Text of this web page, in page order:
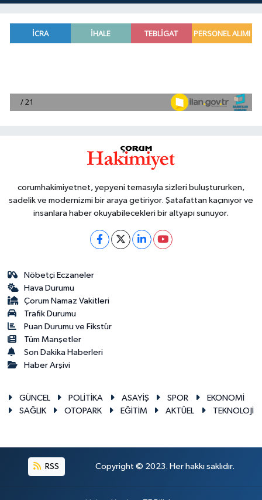
corumhakimiyetnet, yepyeni temasıyla sizleri buluştururken,
sadelik ve modernizmi bir araya getiriyor. Şatafattan kaçınıyor ve
insanlara haber okuyabilecekleri bir altyapı sunuyor.
Nöbetçi Eczaneler
Hava Durumu
Çorum Namaz Vakitleri
Trafik Durumu
Puan Durumu ve Fikstür
Tüm Manşetler
Son Dakika Haberleri
Haber Arşivi
GÜNCEL POLİTİKA ASAYİŞ SPOR
EKONOMİ
SAĞLIK
OTOPARK EĞİTİM AKTÜEL TEKNOLOJİ
RSS Copyright © 2023. Her hakkı saklıdır.